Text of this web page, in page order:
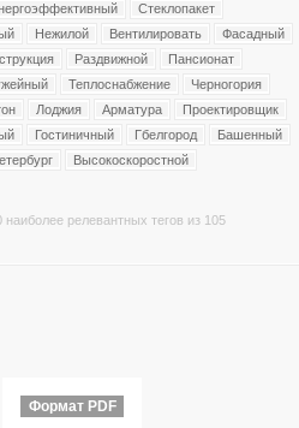
Стеклопакет
Нежилой Вентилировать
Фасадный
Раздвижной
Пансионат
Теплоснабжение
Черногория
Лоджия Арматура
Проектировщик
Гостиничный Гбелгород
Башенный
Высокоскоростной
наиболее релевантных тегов из 105
Формат PDF